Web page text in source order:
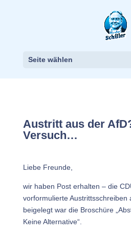
Seite wählen
Austritt aus der
Versuch…
Liebe Freunde,
wir haben Post erhalten – die
vorformulierte Austrittsschreiben
beigelegt war die Broschüre
Keine Alternative“.